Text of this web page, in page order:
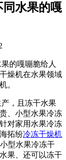
同水果的嘎
的嘎嘣脆给人
燥机在水果领域
。
，且冻干水果
、小型水果冷冻
对家用水果冷冻
拓纷冷冻干燥机
型水果冷冻干
果、还可以冻干